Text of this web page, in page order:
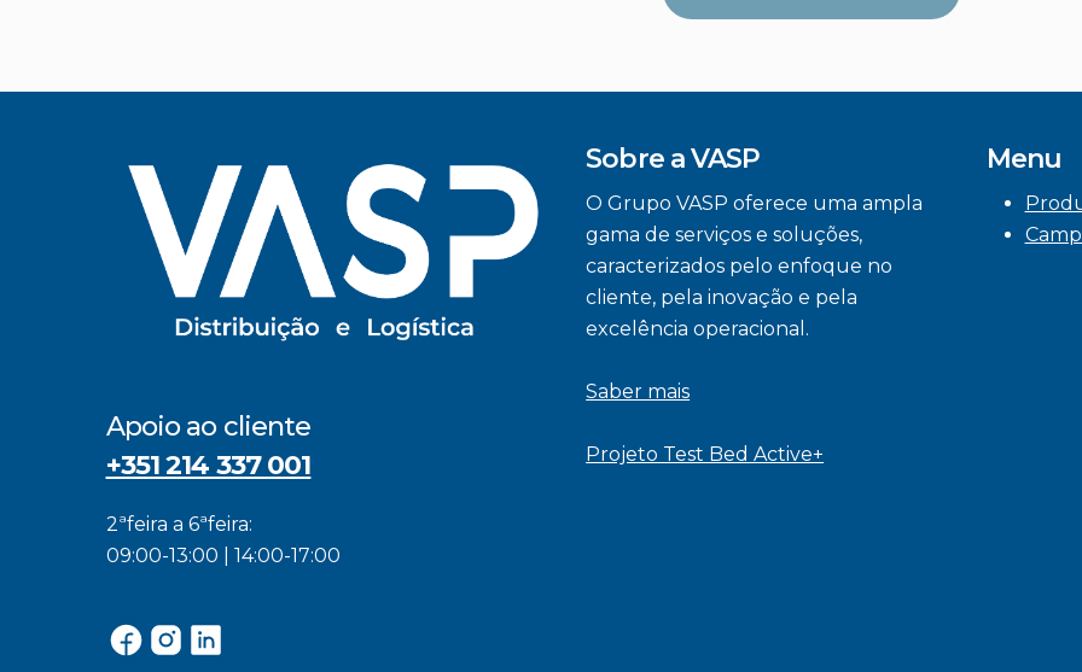
Apoio ao cliente
+351 214 337 001
2ªfeira a 6ªfeira:
09:00-13:00 | 14:00-17:00
Sobre a VASP
O Grupo VASP oferece uma ampla
gama de serviços e soluções,
caracterizados pelo enfoque no
cliente, pela inovação e pela
excelência operacional.
Saber mais
Projeto Test Bed Active+
Menu